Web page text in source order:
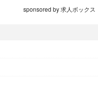
sponsored by 求人ボックス